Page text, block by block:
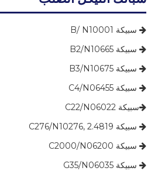
 سبيكة B/ N10001
 سبيكة B2/N10665
 سبيكة B3/N10675
 سبيكة C4/N06455
سبيكة C22/N06022
 سبيكة C276/N10276, 2.4819
 سبيكة C2000/N06200
 سبيكة G35/N06035